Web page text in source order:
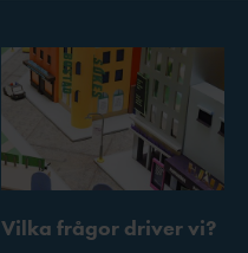
Vilka frågor driver vi?